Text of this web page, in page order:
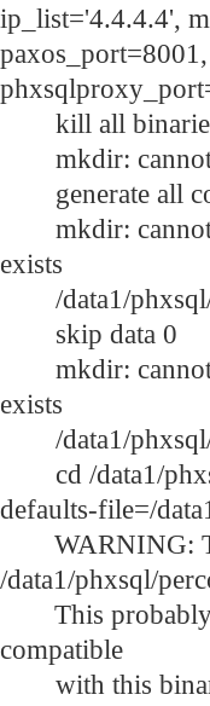
ip_list='4.4.4.4',
kill all binaries
mkdir: cannot
generate all
mkdir: cannot
exists
/data1/phxsql/
skip data 0
mkdir: cannot
exists
/data1/phxsql/
cd /data1/
defaults-file=/
WARNING:
/data1/phxsql/
This probably
compatible
with this binary